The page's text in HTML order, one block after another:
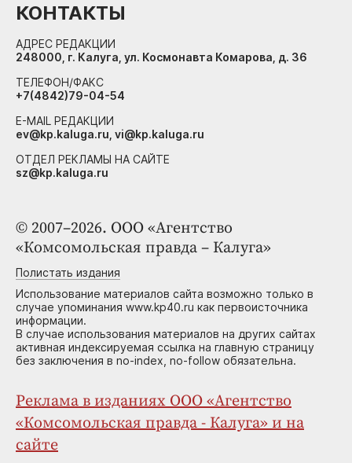
© 2007–2026. ООО «Агентство
«Комсомольская правда – Калуга»
Полистать издания
Использование материалов сайта возможно только в
случае упоминания www.kp40.ru как первоисточника
информации.
В случае использования материалов на других сайтах
активная индексируемая ссылка на главную страницу
без заключения в no-index, no-follow обязательна.
Реклама в изданиях ООО «Агентство
«Комсомольская правда - Калуга» и на
сайте
КОНТАКТЫ
АДРЕС РЕДАКЦИИ
248000, г. Калуга, ул. Космонавта Комарова, д. 36
ТЕЛЕФОН/ФАКС
+7(4842)79-04-54
E-MAIL РЕДАКЦИИ
ev@kp.kaluga.ru, vi@kp.kaluga.ru
ОТДЕЛ РЕКЛАМЫ НА САЙТЕ
sz@kp.kaluga.ru